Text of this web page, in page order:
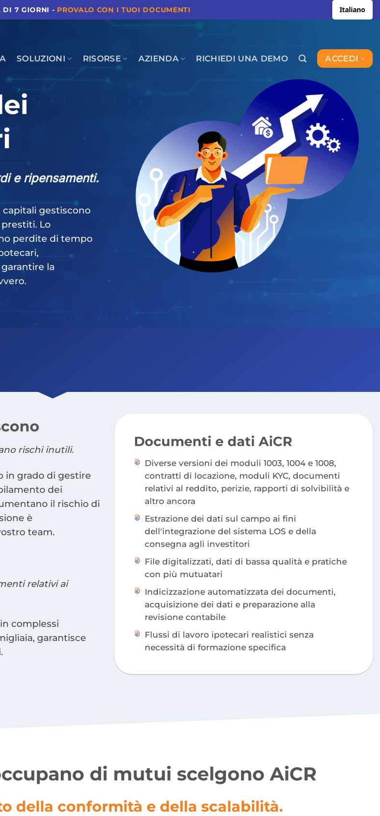
DI 7 GIORNI - PROVALO CON I TUOI DOCUMENTI Italiano
SOLUZIONI RISORSE AZIENDA RICHIEDI UNA DEMO ACCEDI
e ripensamenti.
gestiscono
Lo
perdite di tempo
la
rischi inutili.
in grado di gestire
dei
il rischio di
è
team.
relativi ai
complessi
garantisce
Documenti e dati AiCR
Diverse versioni dei moduli 1003, 1004 e 1008,
contratti di locazione, moduli KYC, documenti
relativi al reddito, perizie, rapporti di solvibilità e
altro ancora
Estrazione dei dati sul campo ai fini
dell'integrazione del sistema LOS e della
consegna agli investitori
File digitalizzati, dati di bassa qualità e pratiche
con più mutuatari
Indicizzazione automatizzata dei documenti,
acquisizione dei dati e preparazione alla
revisione contabile
Flussi di lavoro ipotecari realistici senza
necessità di formazione specifica
di mutui scelgono AiCR
della conformità e della scalabilità.